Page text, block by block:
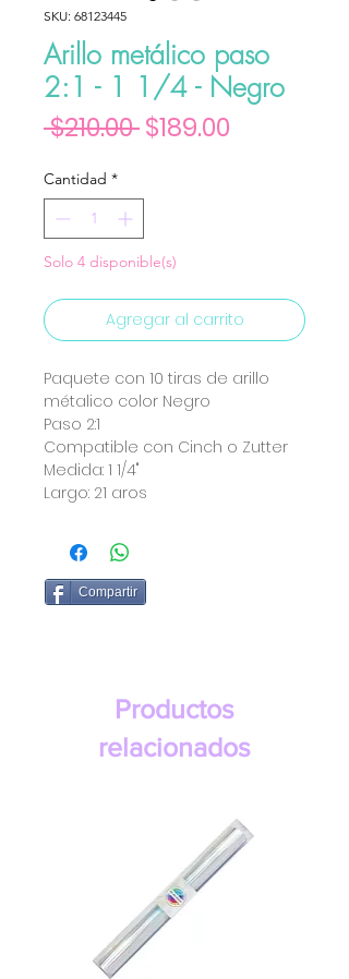
SKU: 68123445
Arillo metálico paso
2:1 - 1 1/4 - Negro
$210.00 Precio
$189.00
Cantidad *
Solo 4 disponible(s)
Agregar al carrito
Paquete con 10 tiras de arillo
métalico color Negro
Paso 2:1
Compatible con Cinch o Zutter
Medida: 1 1/4"
Largo: 21 aros
Compartir
Productos
relacionados